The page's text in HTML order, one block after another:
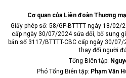
Cơ quan của Liên đoàn Thương
Giấy phép số: 58/GP-BTTTT ngày 18/02/
cấp ngày 30/07/2024 sửa đổi, bổ sung
bản số 3117/BTTTT-CBC cấp ngày 30/
thay đổi người
Tổng Biên tập:
Phó Tổng Biên tập: Phạm Văn